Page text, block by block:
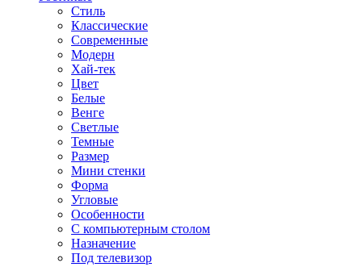
Стиль
Классические
Современные
Модерн
Хай-тек
Цвет
Белые
Венге
Светлые
Темные
Размер
Мини стенки
Форма
Угловые
Особенности
С компьютерным столом
Назначение
Под телевизор